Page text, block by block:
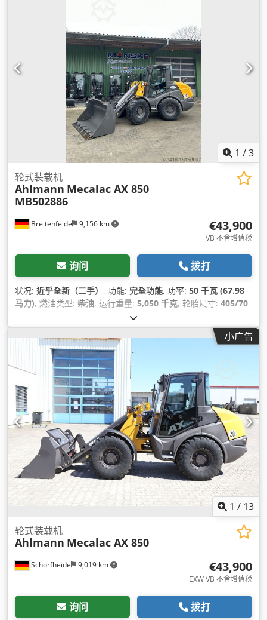
1 /3
Breitenfelde 9,156 km
轮式装载机
Ahlmann Mecalac AX 850
MB502886
€43,900
VB 不含增值税
询问 拨打
状况: 近乎全新（二手） , 功能: 完全功能, 功率: 50 千瓦 (67.98
马力), 燃油类型: 柴油, 运行重量: 5,050 千克, 轮胎尺寸: 405/70
, 运转小时:
部拾捡器, 托盘叉, 标准铲斗, 液压, 附加前照灯, 驾驶室,
小广告
1 / 13
Schorfheide 9,019 km
轮式装载机
Ahlmann Mecalac AX 850
€43,900
EXW VB 不含增值税
询问 拨打